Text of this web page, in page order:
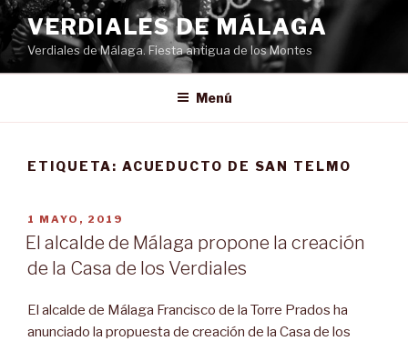
Saltar
contenido
VERDIALES DE MÁLAGA
Verdiales de Málaga. Fiesta antigua de los Montes
Menú
ETIQUETA: ACUEDUCTO DE SAN TELMO
PUBLICADO
EL
1 MAYO, 2019
El alcalde de Málaga propone la creación
de la Casa de los Verdiales
El alcalde de Málaga Francisco de la Torre Prados ha
anunciado la propuesta de creación de la Casa de los